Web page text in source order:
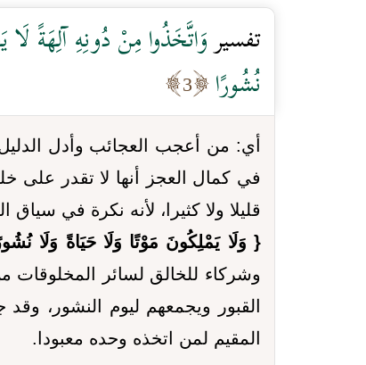
تفسير وَاتَّخَذُوا مِنْ دُونِهِ آلِهَةً
نُشُورًا
3
أي: من أعجب العجائب وأدل
في كمال العجز أنها لا تقدر
قليلا ولا كثيرا، لأنه نكرة في سياق
{ وَلَا يَمْلِكُونَ مَوْتًا وَلَا حَيَاةً وَلَا
وشركاء للخالق لسائر المخلوقات
القبور ويجمعهم ليوم النشور،
المقيم لمن اتخذه وحده معبودا.